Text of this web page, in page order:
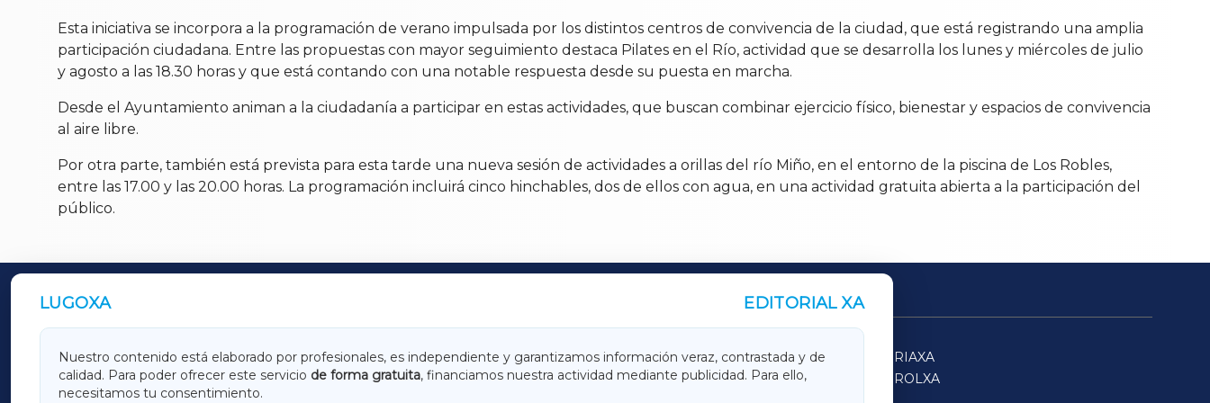
Esta iniciativa se incorpora a la programación de verano impulsada por los distintos centros de convivencia de la ciudad, que está registrando una amplia
participación ciudadana. Entre las propuestas con mayor seguimiento destaca Pilates en el Río, actividad que se desarrolla los lunes y miércoles de julio
y agosto a las 18.30 horas y que está contando con una notable respuesta desde su puesta en marcha.
Desde el Ayuntamiento animan a la ciudadanía a participar en estas actividades, que buscan combinar ejercicio físico, bienestar y espacios de convivencia
al aire libre.
Por otra parte, también está prevista para esta tarde una nueva sesión de actividades a orillas del río Miño, en el entorno de la piscina de Los Robles,
entre las 17.00 y las 20.00 horas. La programación incluirá cinco hinchables, dos de ellos con agua, en una actividad gratuita abierta a la participación del
público.
LUGOXA EDITORIAL XA
Nuestro contenido está elaborado por profesionales, es independiente y garantizamos información veraz, contrastada y de
calidad. Para poder ofrecer este servicio de forma gratuita, financiamos nuestra actividad mediante publicidad. Para ello,
necesitamos tu consentimiento.
OUTROS PERIÓDICOS
GALICIAXA LUGOXA TERRACHAXA
SARRIAXA
AMARIÑAXA
RIBEIRASACRAXA ACORUÑAXA
FERROLXA